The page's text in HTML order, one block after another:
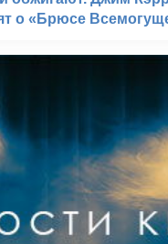
о «Брюсе